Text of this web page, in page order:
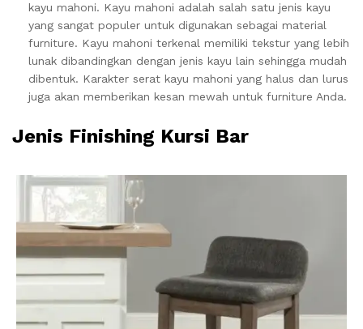
kayu mahoni. Kayu mahoni adalah salah satu jenis kayu
yang sangat populer untuk digunakan sebagai material
furniture. Kayu mahoni terkenal memiliki tekstur yang lebih
lunak dibandingkan dengan jenis kayu lain sehingga mudah
dibentuk. Karakter serat kayu mahoni yang halus dan lurus
juga akan memberikan kesan mewah untuk furniture Anda.
Jenis Finishing Kursi Bar